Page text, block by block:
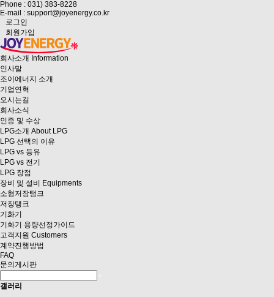
Phone : 031) 383-8228
E-mail : support@joyenergy.co.kr
로그인
회원가입
회사소개 Information
인사말
조이에너지 소개
기업연혁
오시는길
회사소식
인증 및 수상
LPG소개 About LPG
LPG 선택의 이유
LPG vs 등유
LPG vs 전기
LPG 장점
장비 및 설비
Equipments
소형저장탱크
저장탱크
기화기
기화기 용량선정가이드
고객지원 Customers
계약진행방법
FAQ
문의게시판
갤러리